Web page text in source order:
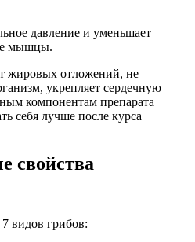
давление и уменьшает
мышцы.
жировых отложений, не
укрепляет сердечную
компонентам препарата
себя лучше после курса
свойства
видов грибов: